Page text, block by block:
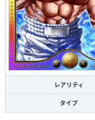
レアリティ
タイプ